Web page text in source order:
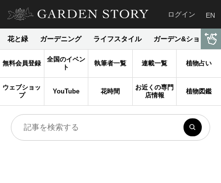
ログイン EN
花と緑 ガーデニング ライフスタイル ガーデン&ショップ
無料会員登録
全国のイベン
ト
執筆者一覧 連載一覧 植物占い
ウェブショッ
プ
YouTube 花時間
お近くの専門
店情報
植物図鑑